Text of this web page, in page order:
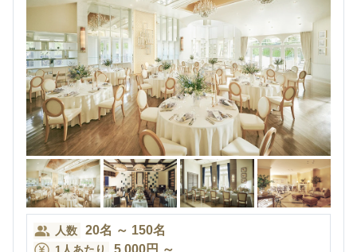
人数 20名 ～ 150名